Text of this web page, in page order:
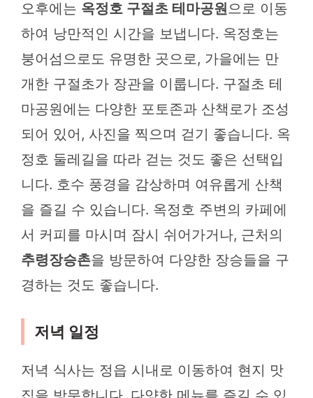
오후에는 옥정호 구절초 테마공원으로 이동
하여 낭만적인 시간을 보냅니다. 옥정호는
붕어섬으로도 유명한 곳으로, 가을에는 만
개한 구절초가 장관을 이룹니다. 구절초 테
마공원에는 다양한 포토존과 산책로가 조성
되어 있어, 사진을 찍으며 걷기 좋습니다. 옥
정호 둘레길을 따라 걷는 것도 좋은 선택입
니다. 호수 풍경을 감상하며 여유롭게 산책
을 즐길 수 있습니다. 옥정호 주변의 카페에
서 커피를 마시며 잠시 쉬어가거나, 근처의
추령장승촌을 방문하여 다양한 장승들을 구
경하는 것도 좋습니다.
저녁 일정
저녁 식사는 정읍 시내로 이동하여 현지 맛